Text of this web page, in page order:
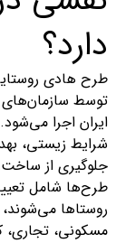
دارد؟
طرح هادی
توسط سازمان‌های
ایران اجرا
شرایط زیستی،
جلوگیری از
طرح‌ها شامل
روستاها
مسکونی، تجاری،